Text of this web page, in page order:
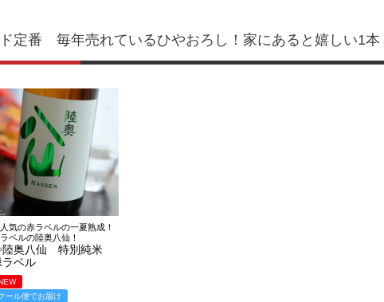
定番 毎年売れているひやおろし！家にあると嬉しい1本
気の赤ラベルの一夏熟成！
ベルの陸奥八仙！
奥八仙 特別純米
ラベル
ール便でお届け